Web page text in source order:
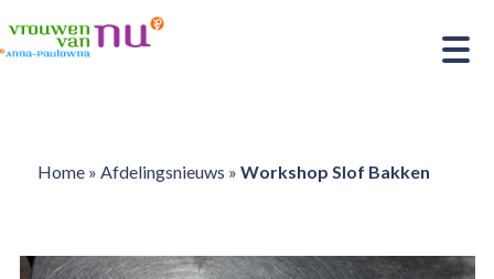
Home» Afdelingsnieuws » Workshop Slof Bakken